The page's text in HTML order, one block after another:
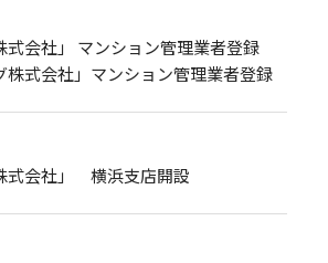
式会社」 マンション管理業者登録
株式会社」マンション管理業者登録
式会社」 横浜支店開設